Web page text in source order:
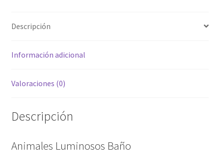
Descripción
Información adicional
Valoraciones (0)
Descripción
Animales Luminosos Baño